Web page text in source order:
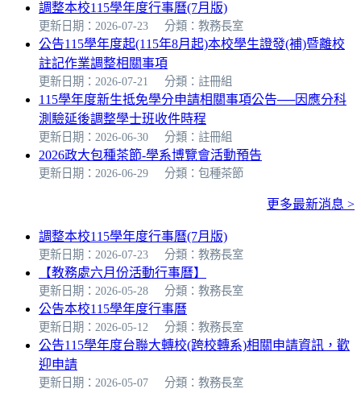
調整本校115學年度行事曆(7月版)
更新日期：2026-07-23 分類：教務長室
公告115學年度起(115年8月起)本校學生證發(補)暨離校
註記作業調整相關事項
更新日期：2026-07-21 分類：註冊組
115學年度新生抵免學分申請相關事項公告──因應分科
測驗延後調整學士班收件時程
更新日期：2026-06-30 分類：註冊組
2026政大包種茶節-學系博覽會活動預告
更新日期：2026-06-29 分類：包種茶節
更多最新消息 >
調整本校115學年度行事曆(7月版)
更新日期：2026-07-23 分類：教務長室
【教務處六月份活動行事曆】
更新日期：2026-05-28 分類：教務長室
公告本校115學年度行事曆
更新日期：2026-05-12 分類：教務長室
公告115學年度台聯大轉校(跨校轉系)相關申請資訊，歡
迎申請
更新日期：2026-05-07 分類：教務長室